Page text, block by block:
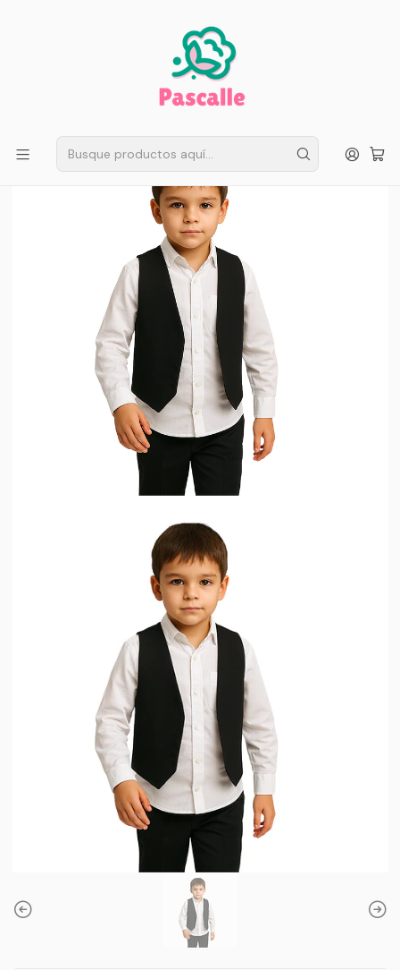
Compras sobre $50.000
Fiestas Patrias
Trajes Niño
Bolero - Gilet - Trajes Tipicos - Negro